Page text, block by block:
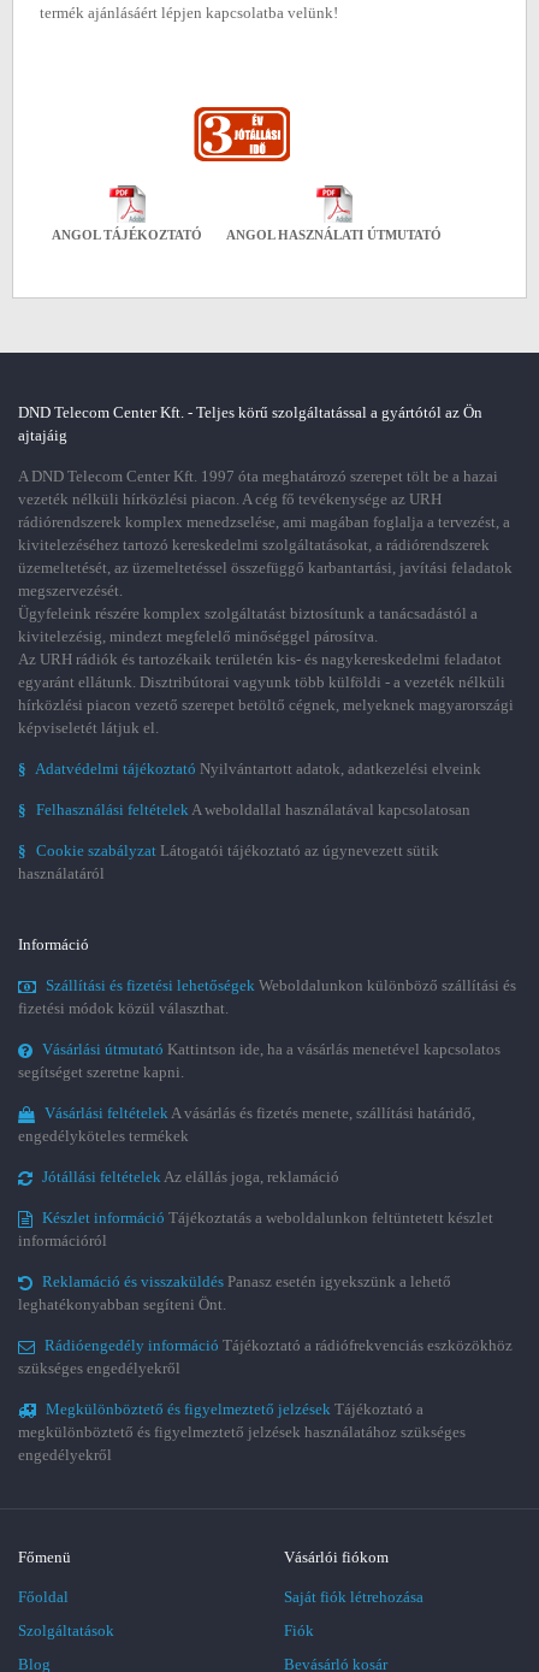
termék ajánlásáért lépjen kapcsolatba velünk!
ANGOL TÁJÉKOZTATÓ ANGOL HASZNÁLATI ÚTMUTATÓ
DND Telecom Center Kft. - Teljes körű szolgáltatással a gyártótól az Ön
ajtajáig
A DND Telecom Center Kft. 1997 óta meghatározó szerepet tölt be a hazai
vezeték nélküli hírközlési piacon. A cég fő tevékenysége az URH
rádiórendszerek komplex menedzselése, ami magában foglalja a tervezést, a
kivitelezéséhez tartozó kereskedelmi szolgáltatásokat, a rádiórendszerek
üzemeltetését, az üzemeltetéssel összefüggő karbantartási, javítási feladatok
megszervezését.
Ügyfeleink részére komplex szolgáltatást biztosítunk a tanácsadástól a
kivitelezésig, mindezt megfelelő minőséggel párosítva.
Az URH rádiók és tartozékaik területén kis- és nagykereskedelmi feladatot
egyaránt ellátunk. Disztribútorai vagyunk több külföldi - a vezeték nélküli
hírközlési piacon vezető szerepet betöltő cégnek, melyeknek magyarországi
képviseletét látjuk el.
§ Adatvédelmi tájékoztató Nyilvántartott adatok, adatkezelési elveink
§ Felhasználási feltételekA weboldallal használatával kapcsolatosan
§ Cookie szabályzat Látogatói tájékoztató az úgynevezett sütik
használatáról
Információ
Szállítási és fizetési lehetőségek Weboldalunkon különböző szállítási és
fizetési módok közül választhat.
Vásárlási útmutató Kattintson ide, ha a vásárlás menetével kapcsolatos
segítséget szeretne kapni.
Vásárlási feltételekA vásárlás és fizetés menete, szállítási határidő,
engedélyköteles termékek
Jótállási feltételekAz elállás joga, reklamáció
Készlet információ Tájékoztatás a weboldalunkon feltüntetett készlet
információról
Reklamáció és visszaküldés Panasz esetén igyekszünk a lehető
leghatékonyabban segíteni Önt.
Rádióengedély információ Tájékoztató a rádiófrekvenciás eszközökhöz
szükséges engedélyekről
Megkülönböztető és figyelmeztető jelzések Tájékoztató a
megkülönböztető és figyelmeztető jelzések használatához szükséges
engedélyekről
Főmenü
Főoldal
Szolgáltatások
Blog
Vásárlói fiókom
Saját fiók létrehozása
Fiók
Bevásárló kosár